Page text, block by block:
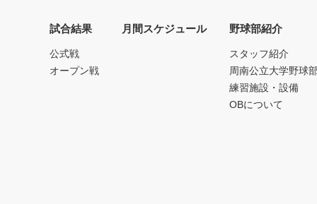
試合結果
公式戦
オープン戦
月間スケジュール 野球部紹介
スタッフ紹介
周南公立大学野球
練習施設・設備
OBについて